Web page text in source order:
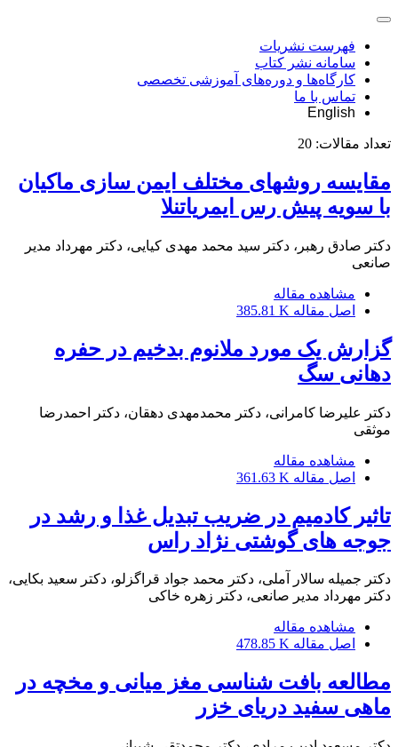
فهرست نشریات
سامانه نشر کتاب
کارگاه‌ها و دوره‌های آموزشی تخصصی
تماس با ما
English
تعداد مقالات: 20
مقایسه روشهای مختلف ایمن سازی ماکیان
با سویه پیش رس ایمریاتنلا
دکتر صادق رهبر، دکتر سید محمد مهدی کیایی، دکتر مهرداد مدیر
صانعی
مشاهده مقاله
اصل مقاله 385.81 K
گزارش یک مورد ملانوم بدخیم در حفره
دهانی سگ
دکتر علیرضا کامرانی، دکتر محمدمهدی دهقان، دکتر احمدرضا
موثقی
مشاهده مقاله
اصل مقاله 361.63 K
تاثیر کادمیم در ضریب تبدیل غذا و رشد در
جوجه های گوشتی نژاد راس
دکتر جمیله سالار آملی، دکتر محمد جواد قراگزلو، دکتر سعید بکایی،
دکتر مهرداد مدیر صانعی، دکتر زهره خاکی
مشاهده مقاله
اصل مقاله 478.85 K
مطالعه بافت شناسی مغز میانی و مخچه در
ماهی سفید دریای خزر